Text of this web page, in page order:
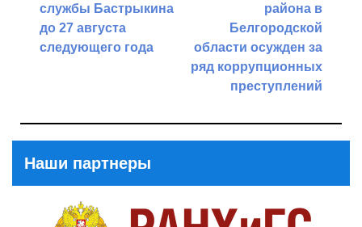
записям
службы Бастрыкина
до 27 августа
следующего года
района в
Белгородской
области осужден за
ряд коррупционных
преступлений
Наши партнеры